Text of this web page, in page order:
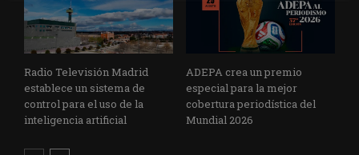
Radio Televisión Madrid
establece un sistema de
control para el uso de la
inteligencia artificial
ADEPA crea un premio
especial para la mejor
cobertura periodística del
Mundial 2026